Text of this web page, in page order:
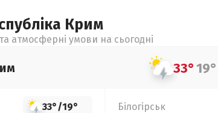
Крим
атмосферні умови на сьогодні
33°19°
33°/19° Білогірськ